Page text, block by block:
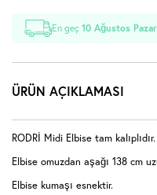
En geç10 Ağustos
ÜRÜN AÇIKLAMASI
RODRİ Midi Elbise tam kalıplıdır.
Elbise omuzdan aşağı 138 cm
Elbise kumaşı esnektir.